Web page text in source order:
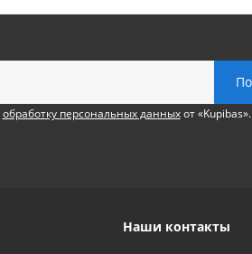
обработку персональных данныхот «Kupibas».
Наши контакты